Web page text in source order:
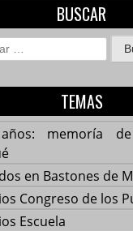
BUSCAR
TEMAS
memoría
en Bastones de
Congreso de los
Escuela